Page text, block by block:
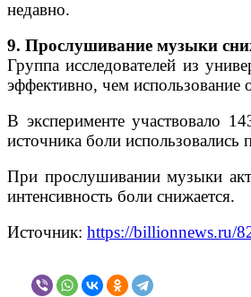
недавно.
9. Прослушивание музыки
Группа исследователей из
эффективно, чем
В эксперименте участвовало
источника боли
При прослушивании музыки
интенсивность боли снижается.
Источник: https://billionnews.ru/